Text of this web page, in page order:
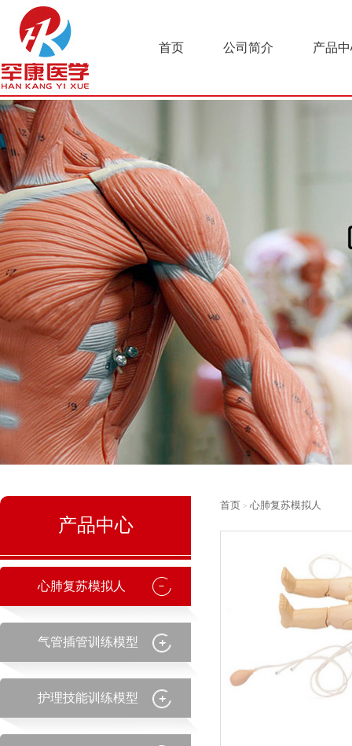
首页 公司简介 产品
产品中心
心肺复苏模拟人
气管插管训练模型
护理技能训练模型
首页 > 心肺复苏模拟人